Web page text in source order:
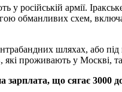
у російській армії.
обманливих схем,
шляхах, або
які проживають у Москві,
зарплата, що сягає 3000